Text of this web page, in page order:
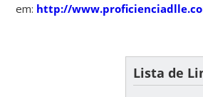
em: http://
Lista de